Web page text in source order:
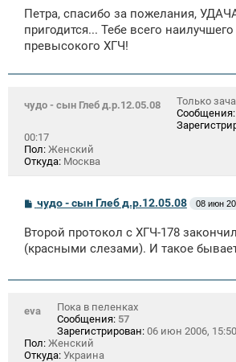
б
щ
е
н
е
Петра, спасибо за пожелания,
пригодится... Тебе всего
превысокого ХГЧ!
чудо - сын Глеб д.р.12.05.08
Только
Сообщения:
00:17
Пол: Женский
Откуда: Москва
С
о
б
щ
е
и
чудо - сын Глеб д.р.12.05.08 08 июн
Второй протокол с ХГЧ-178
(красными слезами). И такое
eva
Пока в пеленках
Сообщения: 57
Зарегистрирован: 06 июн 2006, 15:50
Пол: Женский
Откуда: Украина